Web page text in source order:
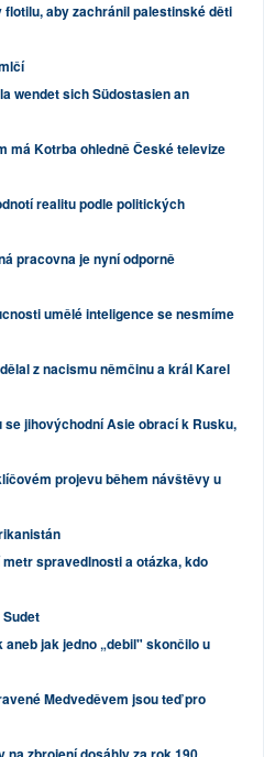
flotilu, aby zachránil palestinské děti
wendet sich Südostasien an
má Kotrba ohledně České televize
realitu podle politických
pracovna je nyní odporně
umělé inteligence se nesmíme
z nacismu němčinu a král Karel
se jihovýchodní Asie obrací k Rusku,
projevu během návštěvy u
metr spravedlnosti a otázka, kdo
aneb jak jedno „debil" skončilo u
Medveděvem jsou teď pro